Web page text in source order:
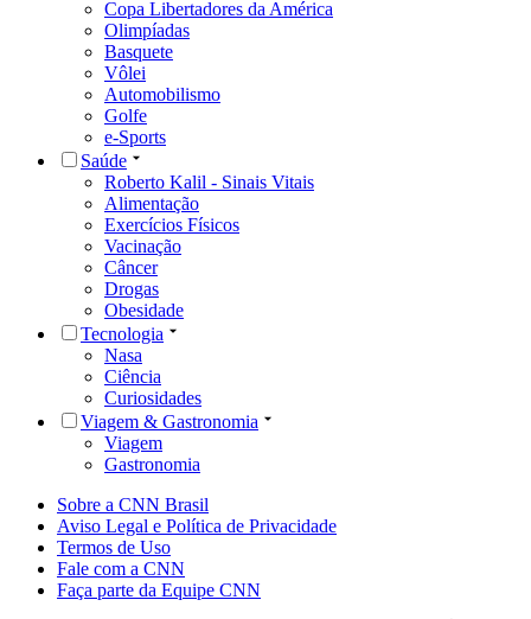
Copa Libertadores da América
Olimpíadas
Basquete
Vôlei
Automobilismo
Golfe
e-Sports
Saúde
Roberto Kalil - Sinais Vitais
Alimentação
Exercícios Físicos
Vacinação
Câncer
Drogas
Obesidade
Tecnologia
Nasa
Ciência
Curiosidades
Viagem & Gastronomia
Viagem
Gastronomia
Sobre a CNN Brasil
Aviso Legal e Política de Privacidade
Termos de Uso
Fale com a CNN
Faça parte da Equipe CNN